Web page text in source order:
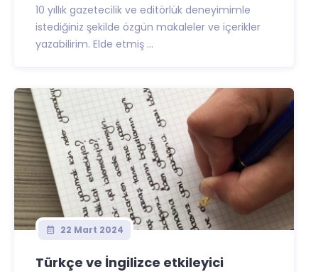
10 yıllık gazetecilik ve editörlük deneyimimle
istediğiniz şekilde özgün makaleler ve içerikler
yazabilirim. Elde etmiş ...
22 Mart 2024
Türkçe ve İngilizce etkileyici